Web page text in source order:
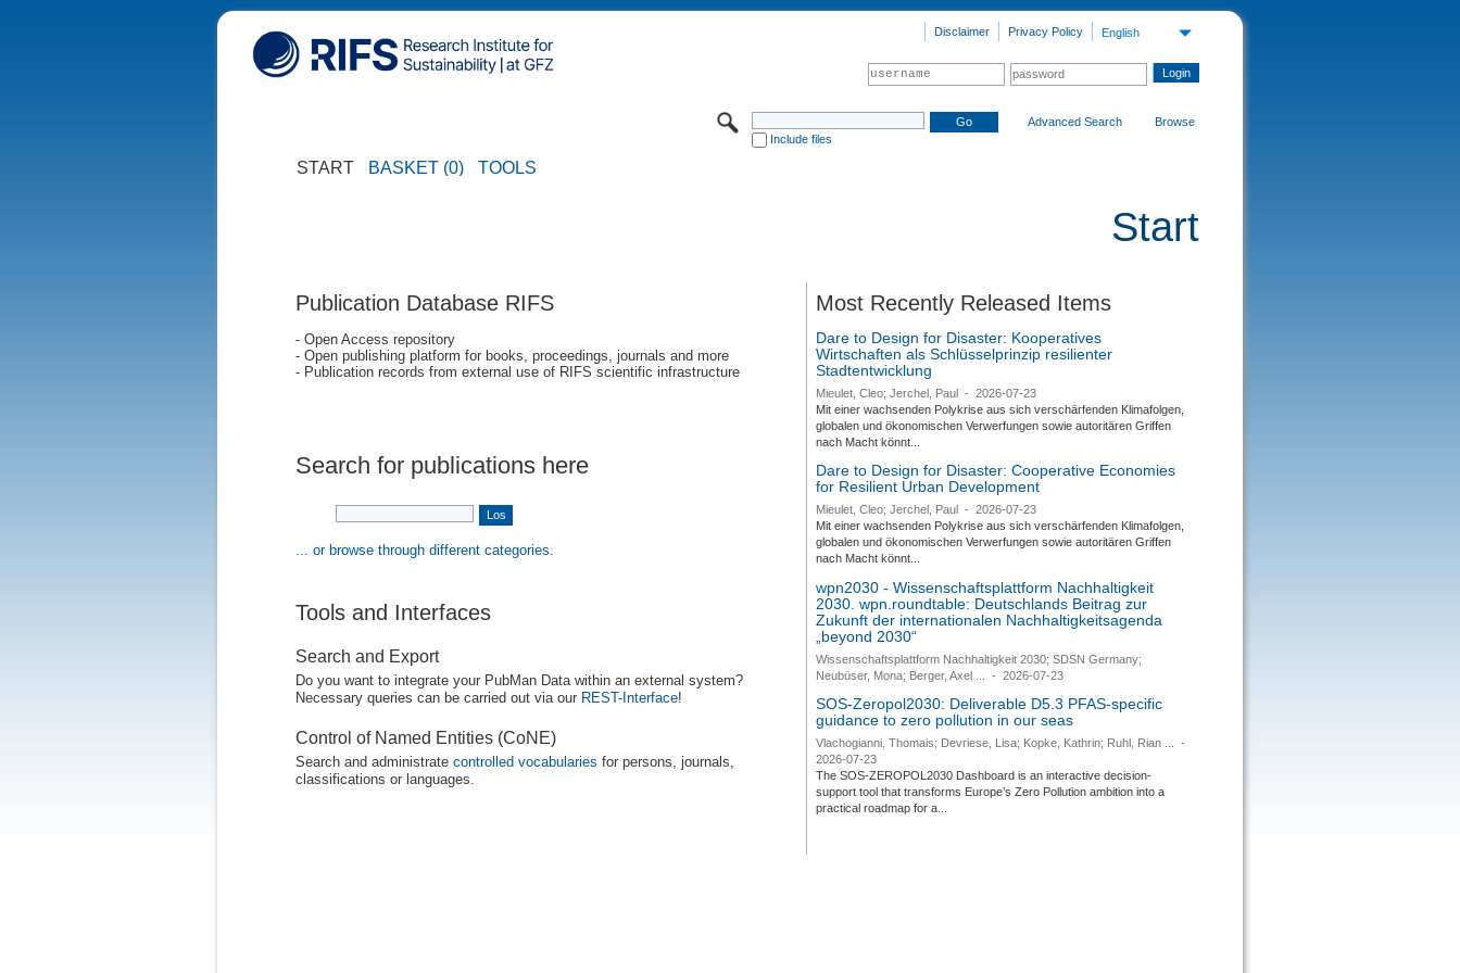
English
Privacy Policy
Disclaimer
Include files
Advanced Search Browse
START BASKET (0) TOOLS
Start
Publication Database RIFS
- Open Access repository
- Open publishing platform for books, proceedings, journals and more
- Publication records from external use of RIFS scientific infrastructure
Search for publications here
... or browse through different categories.
Tools and Interfaces
Search and Export
Do you want to integrate your PubMan Data within an external system?
Necessary queries can be carried out via our REST-Interface!
Control of Named Entities (CoNE)
Search and administrate controlled vocabularies for persons, journals,
classifications or languages.
Most Recently Released Items
Dare to Design for Disaster: Kooperatives
Wirtschaften als Schlüsselprinzip resilienter
Stadtentwicklung
Mieulet, Cleo; Jerchel, Paul -
2026-07-23
Mit einer wachsenden Polykrise aus sich verschärfenden Klimafolgen,
globalen und ökonomischen Verwerfungen sowie autoritären Griffen
nach Macht könnt...
Dare to Design for Disaster: Cooperative Economies
for Resilient Urban Development
Mieulet, Cleo; Jerchel, Paul -
2026-07-23
Mit einer wachsenden Polykrise aus sich verschärfenden Klimafolgen,
globalen und ökonomischen Verwerfungen sowie autoritären Griffen
nach Macht könnt...
wpn2030 - Wissenschaftsplattform Nachhaltigkeit
2030. wpn.roundtable: Deutschlands Beitrag zur
Zukunft der internationalen Nachhaltigkeitsagenda
„beyond 2030“
Wissenschaftsplattform Nachhaltigkeit 2030; SDSN Germany;
Neubüser, Mona; Berger, Axel ...
- 2026-07-23
SOS-Zeropol2030: Deliverable D5.3 PFAS-specific
guidance to zero pollution in our seas
Vlachogianni, Thomais; Devriese, Lisa; Kopke, Kathrin; Ruhl, Rian ...
-
2026-07-23
The SOS-ZEROPOL2030 Dashboard is an interactive decision-
support tool that transforms Europe’s Zero Pollution ambition into a
practical roadmap for a...